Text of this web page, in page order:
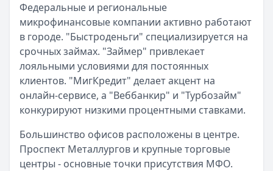
Опубликовано:5 декабря 2025 г.
Категория:МФО
Читать новость
57 сервисов микрозаймов через Госуслуги: где
Кратко:Авторизация через Госуслуги ускоряет
Опубликовано:23 ноября 2025 г.
Категория:МФО
Читать новость
Кратко:Пришло СМС об одобрении займа от Bigmani
Опубликовано:23 ноября 2025 г.
Федеральные и региональные
микрофинансовые компании активно работают
в городе. "Быстроденьги" специализируется на
срочных займах. "Займер" привлекает
лояльными условиями для постоянных
клиентов. "МигКредит" делает акцент на
онлайн-сервисе, а "Веббанкир" и "Турбозайм"
конкурируют низкими процентными ставками.
Большинство офисов расположены в центре.
Проспект Металлургов и крупные торговые
центры - основные точки присутствия МФО.